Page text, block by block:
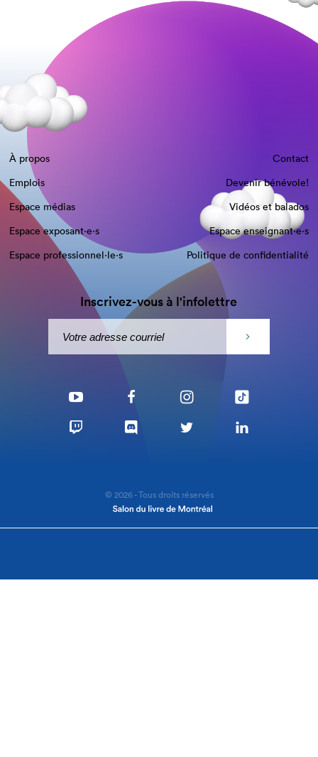
À propos
Contact
Emplois
Devenir bénévole!
Espace médias
Vidéos et balados
Espace exposant·e⋅s
Espace enseignant·e⋅s
Espace professionnel·le⋅s
Politique de confidentialité
Inscrivez-vous à l'infolettre
© 2026 - Tous droits réservés